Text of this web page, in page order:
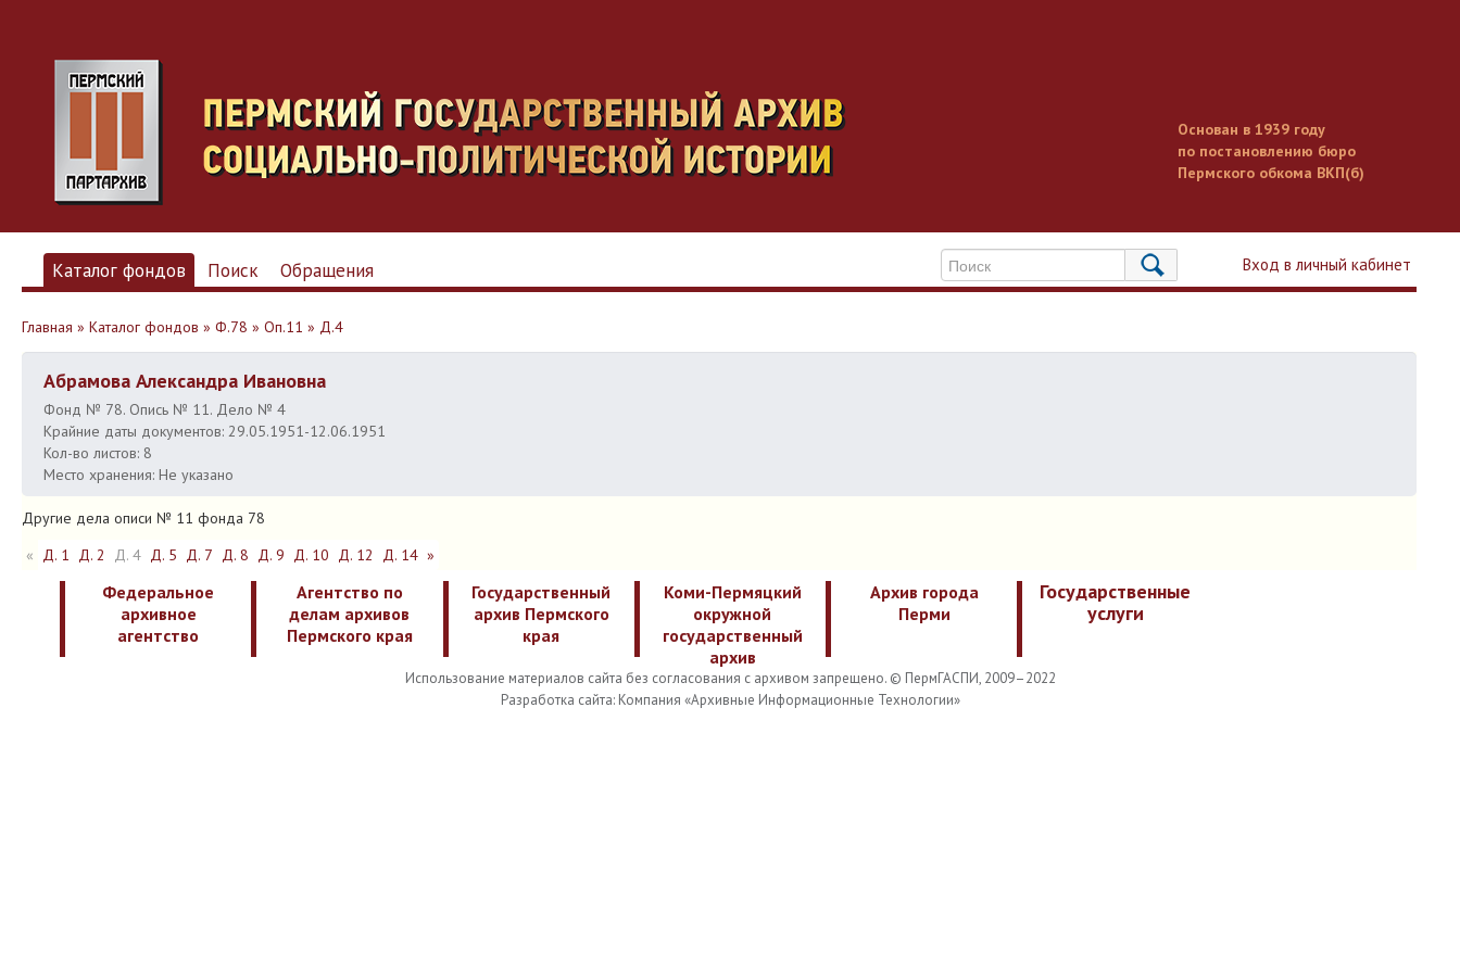
Основан в 1939 году
по постановлению бюро
Пермского обкома ВКП(б)
Вход в личный кабинет
Каталог фондов Поиск Обращения
Главная » Каталог фондов » Ф.78 » Оп.11 » Д.4
Абрамова Александра Ивановна
Фонд № 78. Опись № 11. Дело № 4
Крайние даты документов: 29.05.1951-12.06.1951
Кол-во листов: 8
Место хранения: Не указано
Другие дела описи № 11 фонда 78
« Д. 1 Д. 2 Д. 4 Д. 5 Д. 7 Д. 8 Д. 9 Д. 10 Д. 12 Д. 14 »
Федеральное
архивное
агентство
Агентство по
делам архивов
Пермского края
Государственный
архив Пермского
края
Коми-Пермяцкий
окружной
государственный
архив
Архив города
Перми
Государственные
услуги
Использование материалов сайта без согласования с архивом запрещено. © ПермГАСПИ, 2009–2022
Разработка сайта: Компания «Архивные Информационные Технологии»